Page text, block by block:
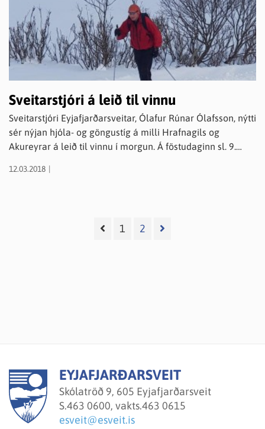
Sveitarstjóri á leið til vinnu
Sveitarstjóri Eyjafjarðarsveitar, Ólafur Rúnar Ólafsson, nýtti
sér nýjan hjóla- og göngustíg á milli Hrafnagils og
Akureyrar á leið til vinnu í morgun. Á föstudaginn sl. 9.
Kjarnaskógi að Hrafnagili eftir hjóla- og göngustíg sem
12.03.2018
1 2
EYJAFJARÐARSVEIT
Skólatröð 9, 605 Eyjafjarðarsveit
S.463 0600, vakts.463 0615
esveit@esveit.is